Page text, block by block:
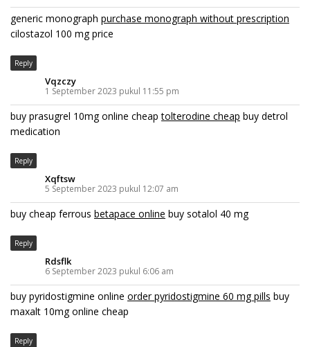
generic monograph purchase monograph without prescription
cilostazol 100 mg price
Reply
Vqzczy
1 September 2023 pukul 11:55 pm
buy prasugrel 10mg online cheaptolterodine cheap buy detrol
medication
Reply
Xqftsw
5 September 2023 pukul 12:07 am
buy cheap ferrous betapace online buy sotalol 40 mg
Reply
Rdsflk
6 September 2023 pukul 6:06 am
buy pyridostigmine online order pyridostigmine 60 mg pills buy
maxalt 10mg online cheap
Reply